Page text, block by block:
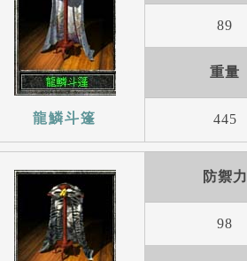
龍鱗斗篷
89
重量
445
防禦力
98